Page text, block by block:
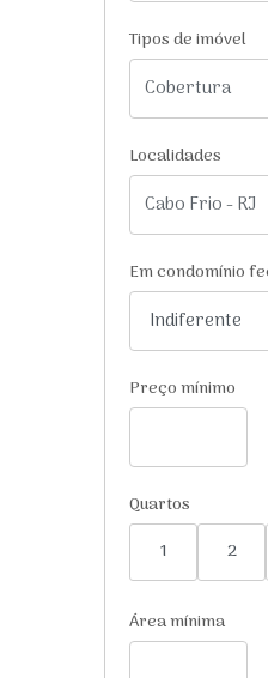
Tipos de imóvel
Localidades
Em condomínio
Preço mínimo
Quartos
1
2
Área mínima